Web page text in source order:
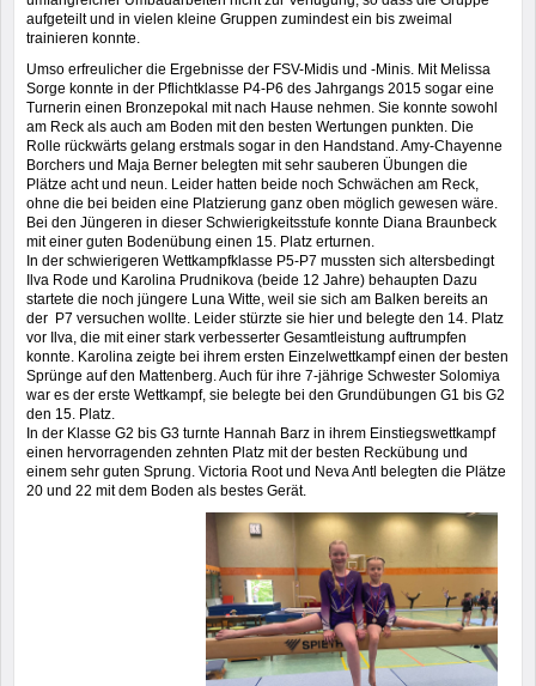
aufgeteilt und in vielen kleine Gruppen zumindest ein bis zweimal
trainieren konnte.
Umso erfreulicher die Ergebnisse der FSV-Midis und -Minis. Mit Melissa
Sorge konnte in der Pflichtklasse P4-P6 des Jahrgangs 2015 sogar eine
Turnerin einen Bronzepokal mit nach Hause nehmen. Sie konnte sowohl
am Reck als auch am Boden mit den besten Wertungen punkten. Die
Rolle rückwärts gelang erstmals sogar in den Handstand. Amy-Chayenne
Borchers und Maja Berner belegten mit sehr sauberen Übungen die
Plätze acht und neun. Leider hatten beide noch Schwächen am Reck,
ohne die bei beiden eine Platzierung ganz oben möglich gewesen wäre.
Bei den Jüngeren in dieser Schwierigkeitsstufe konnte Diana Braunbeck
mit einer guten Bodenübung einen 15. Platz erturnen.
In der schwierigeren Wettkampfklasse P5-P7 mussten sich altersbedingt
Ilva Rode und Karolina Prudnikova (beide 12 Jahre) behaupten Dazu
startete die noch jüngere Luna Witte, weil sie sich am Balken bereits an
der P7 versuchen wollte. Leider stürzte sie hier und belegte den 14. Platz
vor Ilva, die mit einer stark verbesserter Gesamtleistung auftrumpfen
konnte. Karolina zeigte bei ihrem ersten Einzelwettkampf einen der besten
Sprünge auf den Mattenberg. Auch für ihre 7-jährige Schwester Solomiya
war es der erste Wettkampf, sie belegte bei den Grundübungen G1 bis G2
den 15. Platz.
In der Klasse G2 bis G3 turnte Hannah Barz in ihrem Einstiegswettkampf
einen hervorragenden zehnten Platz mit der besten Reckübung und
einem sehr guten Sprung. Victoria Root und Neva Antl belegten die Plätze
20 und 22 mit dem Boden als bestes Gerät.